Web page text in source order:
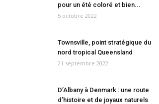
pour un été coloré et bien...
5 octobre 2022
Townsville, point stratégique du
nord tropical Queensland
21 septembre 2022
D’Albany à Denmark : une route
d’histoire et de joyaux naturels